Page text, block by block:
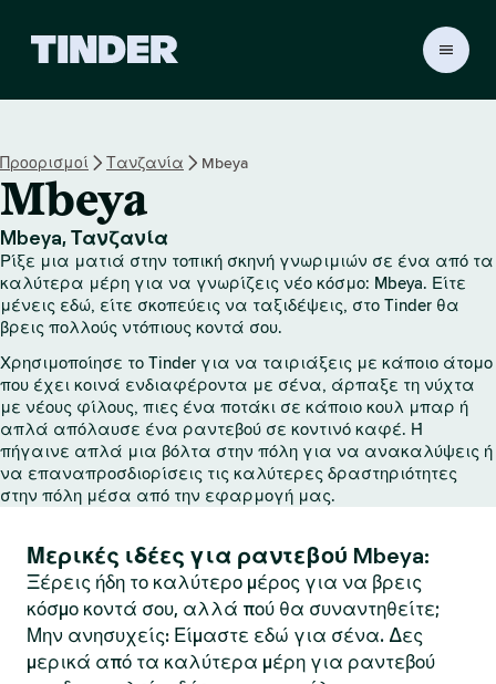
ή
ί
δ
α
T
n
d
e
r
Προορισμοί Τανζανία Mbeya
Mbeya
Mbeya, Τανζανία
Ρίξε μια ματιά στην τοπική σκηνή γνωριμιών σε ένα από τα
καλύτερα μέρη για να γνωρίζεις νέο κόσμο: Mbeya. Είτε
μένεις εδώ, είτε σκοπεύεις να ταξιδέψεις, στο Tinder θα
βρεις πολλούς ντόπιους κοντά σου.
Χρησιμοποίησε το Tinder για να ταιριάξεις με κάποιο άτομο
που έχει κοινά ενδιαφέροντα με σένα, άρπαξε τη νύχτα
με νέους φίλους, πιες ένα ποτάκι σε κάποιο κουλ μπαρ ή
απλά απόλαυσε ένα ραντεβού σε κοντινό καφέ. Ή
πήγαινε απλά μια βόλτα στην πόλη για να ανακαλύψεις ή
να επαναπροσδιορίσεις τις καλύτερες δραστηριότητες
στην πόλη μέσα από την εφαρμογή μας.
Μερικές ιδέες για ραντεβού Mbeya:
Ξέρεις ήδη το καλύτερο μέρος για να βρεις
κόσμο κοντά σου, αλλά πού θα συναντηθείτε;
Μην ανησυχείς: Είμαστε εδώ για σένα. Δες
μερικά από τα καλύτερα μέρη για ραντεβού